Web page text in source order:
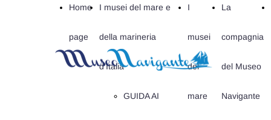
Home
page
I musei del mare e
della marineria
d'Italia
GUIDA AI
I
musei
del
mare
La
compagnia
del Museo
Navigante